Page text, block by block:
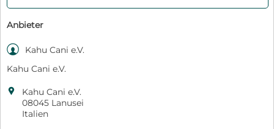
Anbieter

Kahu Cani e.V.
Kahu Cani e.V.

Kahu Cani e.V.
08045 Lanusei
Italien